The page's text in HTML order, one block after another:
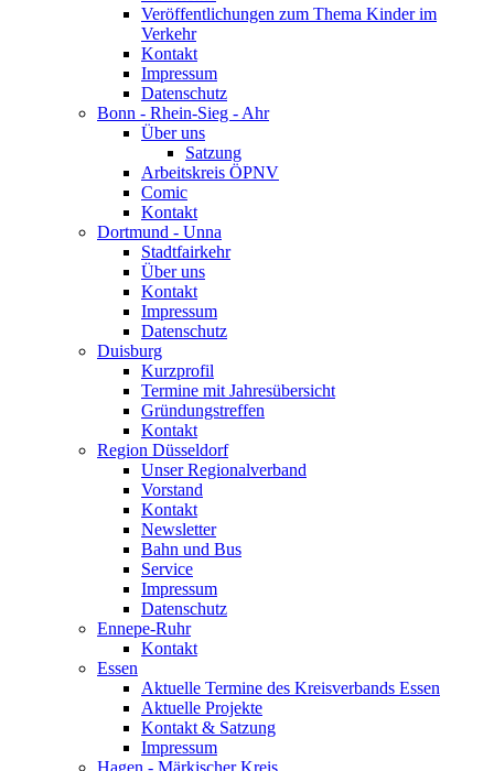
Veröffentlichungen zum Thema Kinder im
Verkehr
Kontakt
Impressum
Datenschutz
Bonn - Rhein-Sieg - Ahr
Über uns
Satzung
Arbeitskreis ÖPNV
Comic
Kontakt
Dortmund - Unna
Stadtfairkehr
Über uns
Kontakt
Impressum
Datenschutz
Duisburg
Kurzprofil
Termine mit Jahresübersicht
Gründungstreffen
Kontakt
Region Düsseldorf
Unser Regionalverband
Vorstand
Kontakt
Newsletter
Bahn und Bus
Service
Impressum
Datenschutz
Ennepe-Ruhr
Kontakt
Essen
Aktuelle Termine des Kreisverbands Essen
Aktuelle Projekte
Kontakt & Satzung
Impressum
Hagen - Märkischer Kreis